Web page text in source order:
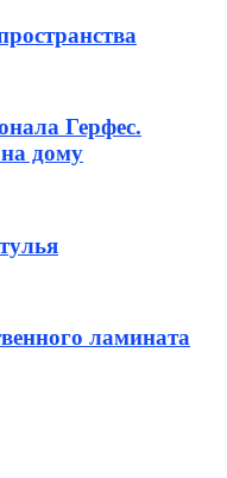
Герфес.
на дому
ламината